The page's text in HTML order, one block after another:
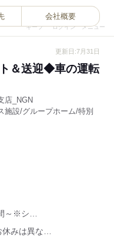
キープ ログイン メニュー
会社概要
更新日:7月31日
ト＆送迎◆車の運転
店_NGN
施設/グループホーム/特別
～※シ…
みは異な…